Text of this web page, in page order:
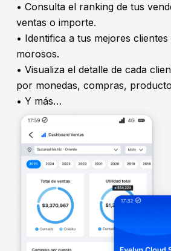
• Consulta el ranking de tus
ventas o importe.
• Identifica a tus mejores
morosos.
• Visualiza el detalle de cada
por monedas, compras,
• Y más…